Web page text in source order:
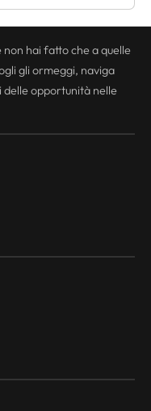
non hai fatto che a quelle
gli ormeggi, naviga
delle opportunità nelle